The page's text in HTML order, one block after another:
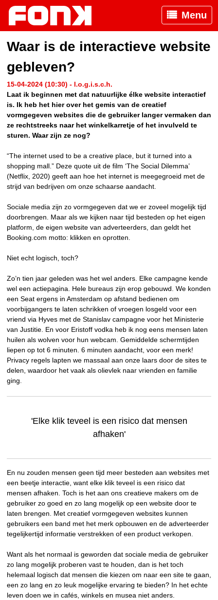
Menu
Waar is de interactieve website
gebleven?
15-04-2024 (10:30) - l.o.g.i.s.c.h.
Laat ik beginnen met dat natuurlijke élke website interactief
is. Ik heb het hier over het gemis van de creatief
vormgegeven websites die de gebruiker langer vermaken dan
ze rechtstreeks naar het winkelkarretje of het invulveld te
sturen. Waar zijn ze nog?
“The internet used to be a creative place, but it turned into a
shopping mall.” Deze quote uit de film ‘The Social Dilemma’
(Netflix, 2020) geeft aan hoe het internet is meegegroeid met de
strijd van bedrijven om onze schaarse aandacht.
Sociale media zijn zo vormgegeven dat we er zoveel mogelijk tijd
doorbrengen. Maar als we kijken naar tijd besteden op het eigen
platform, de eigen website van adverteerders, dan geldt het
Booking.com motto: klikken en oprotten.
Niet echt logisch, toch?
Zo’n tien jaar geleden was het wel anders. Elke campagne kende
wel een actiepagina. Hele bureaus zijn erop gebouwd. We konden
een Seat ergens in Amsterdam op afstand bedienen om
voorbijgangers te laten schrikken of vroegen losgeld voor een
vriend via Hyves met de Stanislav campagne voor het Ministerie
van Justitie. En voor Eristoff vodka heb ik nog eens mensen laten
huilen als wolven voor hun webcam. Gemiddelde schermtijden
liepen op tot 6 minuten. 6 minuten aandacht, voor een merk!
Privacy regels lapten we massaal aan onze laars door de sites te
delen, waardoor het vaak als olievlek naar vrienden en familie
ging.
'Elke klik teveel is een risico dat mensen
afhaken'
En nu zouden mensen geen tijd meer besteden aan websites met
een beetje interactie, want elke klik teveel is een risico dat
mensen afhaken. Toch is het aan ons creatieve makers om de
gebruiker zo goed en zo lang mogelijk op een website door te
laten brengen. Met creatief vormgegeven websites kunnen
gebruikers een band met het merk opbouwen en de adverteerder
tegelijkertijd informatie verstrekken of een product verkopen.
Want als het normaal is geworden dat sociale media de gebruiker
zo lang mogelijk proberen vast te houden, dan is het toch
helemaal logisch dat mensen die kiezen om naar een site te gaan,
een zo lang en zo leuk mogelijke ervaring te bieden? In het echte
leven doen we in cafés, winkels en musea niet anders.